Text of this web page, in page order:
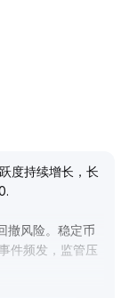
度持续增长，长
.
撤风险。稳定币
件频发，监管压